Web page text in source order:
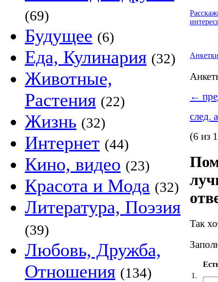
(69)
Будущее (6)
Еда, Кулинария (32)
Животные,
Растения (22)
Жизнь (32)
Интернет (44)
Кино, видео (23)
Красота и Мода (32)
Литература, Поэзия
(39)
Любовь, Дружба,
Отношения (134)
←
след.
(6 из
Так
1.